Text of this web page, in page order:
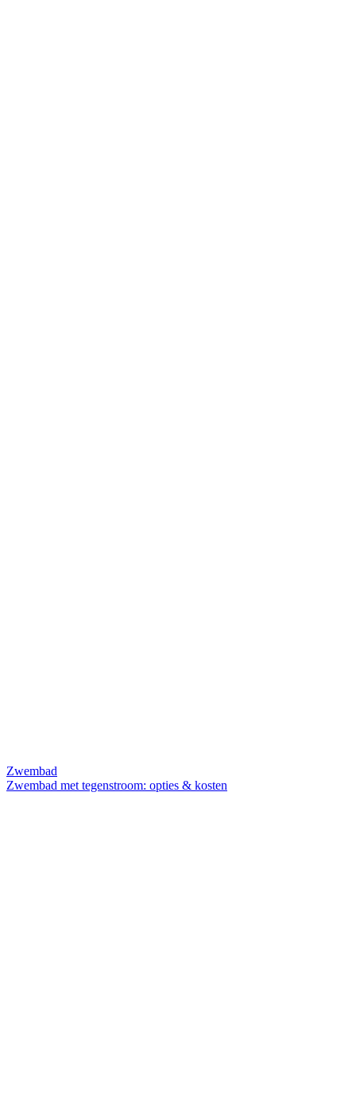
Zwembad
Zwembad met tegenstroom: opties & kosten